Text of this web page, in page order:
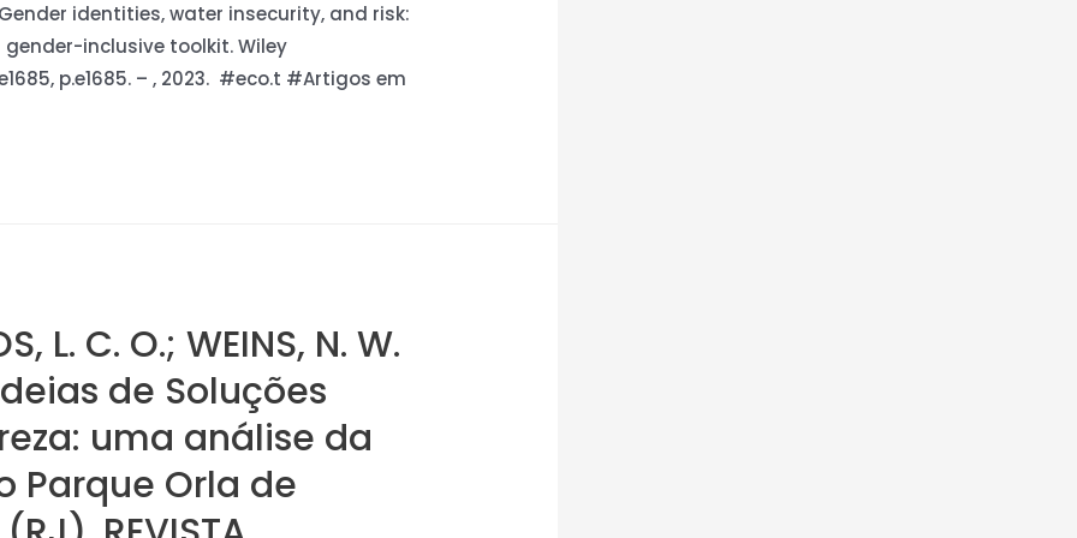
Gender identities, water insecurity, and risk:
inclusive toolkit. Wiley
p.e1685. – , 2023. #eco.t #Artigos em
L. C. O.; WEINS, N. W.
de Soluções
uma análise da
Parque Orla de